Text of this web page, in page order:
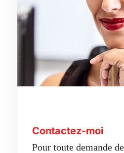
Contactez-moi
Pour toute demande